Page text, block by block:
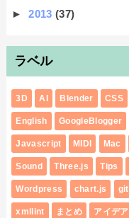
►2013(37)
ラベル
3D AI Blender CSS
English GoogleBlogger
Javascript MIDI Mac
Sound Three.js Tips
Wordpress chart.js git
xmllint まとめ アイデア